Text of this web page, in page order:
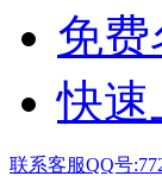
免费
快速
联系客服QQ号